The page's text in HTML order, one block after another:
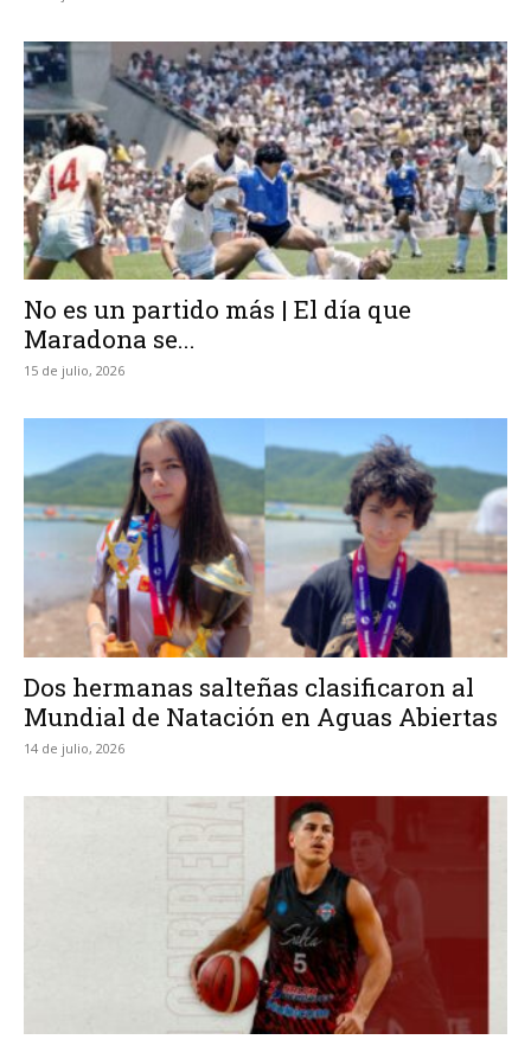
No es un partido más | El día que
Maradona se...
15 de julio, 2026
Dos hermanas salteñas clasificaron al
Mundial de Natación en Aguas Abiertas
14 de julio, 2026